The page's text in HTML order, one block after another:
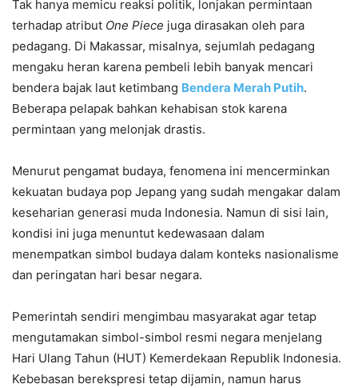
Tak hanya memicu reaksi politik, lonjakan permintaan
terhadap atribut One Piece juga dirasakan oleh para
pedagang. Di Makassar, misalnya, sejumlah pedagang
mengaku heran karena pembeli lebih banyak mencari
bendera bajak laut ketimbang Bendera Merah Putih.
Beberapa pelapak bahkan kehabisan stok karena
permintaan yang melonjak drastis.
Menurut pengamat budaya, fenomena ini mencerminkan
kekuatan budaya pop Jepang yang sudah mengakar dalam
keseharian generasi muda Indonesia. Namun di sisi lain,
kondisi ini juga menuntut kedewasaan dalam
menempatkan simbol budaya dalam konteks nasionalisme
dan peringatan hari besar negara.
Pemerintah sendiri mengimbau masyarakat agar tetap
mengutamakan simbol-simbol resmi negara menjelang
Hari Ulang Tahun (HUT) Kemerdekaan Republik Indonesia.
Kebebasan berekspresi tetap dijamin, namun harus